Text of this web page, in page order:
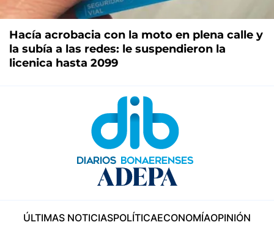
Hacía acrobacia con la moto en plena calle y
la subía a las redes: le suspendieron la
licenica hasta 2099
ÚLTIMAS NOTICIASPOLÍTICAECONOMÍAOPINIÓN